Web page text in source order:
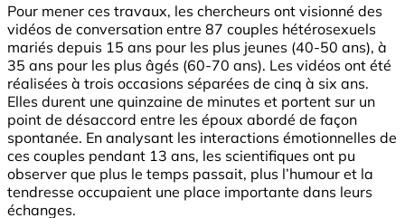
Pour mener ces travaux, les chercheurs ont visionné des
vidéos de conversation entre 87 couples hétérosexuels
mariés depuis 15 ans pour les plus jeunes (40-50 ans), à
35 ans pour les plus âgés (60-70 ans). Les vidéos ont été
réalisées à trois occasions séparées de cinq à six ans.
Elles durent une quinzaine de minutes et portent sur un
point de désaccord entre les époux abordé de façon
spontanée. En analysant les interactions émotionnelles de
ces couples pendant 13 ans, les scientifiques ont pu
observer que plus le temps passait, plus l’humour et la
tendresse occupaient une place importante dans leurs
échanges.